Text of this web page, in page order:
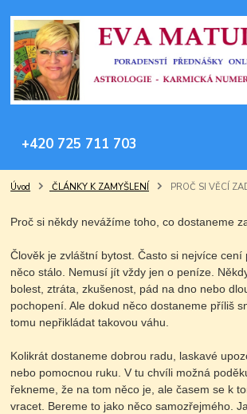
+420 725 711 703
Úvod ČLÁNKY K ZAMYŠLENÍ PROČ SI VĚCÍ
Proč si někdy nevážíme toho, co dostaneme
Člověk je zvláštní bytost. Často si nejvíce cení
něco stálo. Nemusí jít vždy jen o peníze.
bolest, ztráta, zkušenost, pád na dno nebo
pochopení. Ale dokud něco dostaneme příliš
tomu nepřikládat takovou váhu.
Kolikrát dostaneme dobrou radu, laskavé
nebo pomocnou ruku. V tu chvíli možná
řekneme, že na tom něco je, ale časem se k
vracet. Bereme to jako něco samozřejmého.